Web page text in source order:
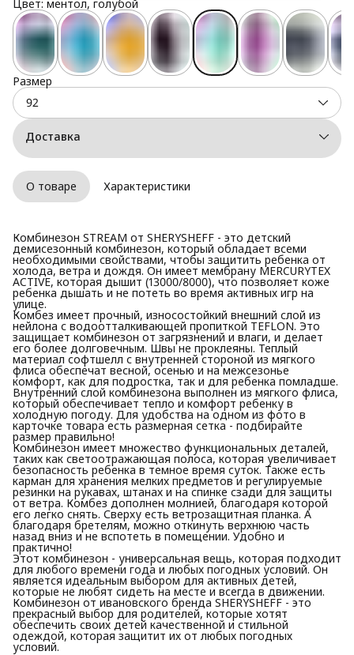
Цвет: ментол, голубой
Размер
92
Доставка
О товаре Характеристики
Комбинезон STREAM от SHERYSHEFF - это детский
демисезонный комбинезон, который обладает всеми
необходимыми свойствами, чтобы защитить ребенка от
холода, ветра и дождя. Он имеет мембрану MERCURYTEX
ACTIVE, которая дышит (13000/8000), что позволяет коже
ребенка дышать и не потеть во время активных игр на
улице.
Комбез имеет прочный, износостойкий внешний слой из
нейлона с водоотталкивающей пропиткой TEFLON. Это
защищает комбинезон от загрязнений и влаги, и делает
его более долговечным. Швы не проклеяны. Теплый
материал софтшелл с внутренней стороной из мягкого
флиса обеспечат весной, осенью и на межсезонье
комфорт, как для подростка, так и для ребенка помладше.
Внутренний слой комбинезона выполнен из мягкого флиса,
который обеспечивает тепло и комфорт ребенку в
холодную погоду. Для удобства на одном из фото в
карточке товара есть размерная сетка - подбирайте
размер правильно!
Комбинезон имеет множество функциональных деталей,
таких как светоотражающая полоса, которая увеличивает
безопасность ребенка в темное время суток. Также есть
карман для хранения мелких предметов и регулируемые
резинки на рукавах, штанах и на спинке сзади для защиты
от ветра. Комбез дополнен молнией, благодаря которой
его легко снять. Сверху есть ветрозащитная планка. А
благодаря бретелям, можно откинуть верхнюю часть
назад вниз и не вспотеть в помещении. Удобно и
практично!
Этот комбинезон - универсальная вещь, которая подходит
для любого времени года и любых погодных условий. Он
является идеальным выбором для активных детей,
которые не любят сидеть на месте и всегда в движении.
Комбинезон от ивановского бренда SHERYSHEFF - это
прекрасный выбор для родителей, которые хотят
обеспечить своих детей качественной и стильной
одеждой, которая защитит их от любых погодных
условий.